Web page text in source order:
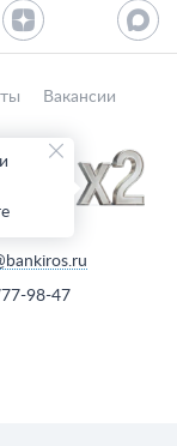
Вакансии
данные
98-47